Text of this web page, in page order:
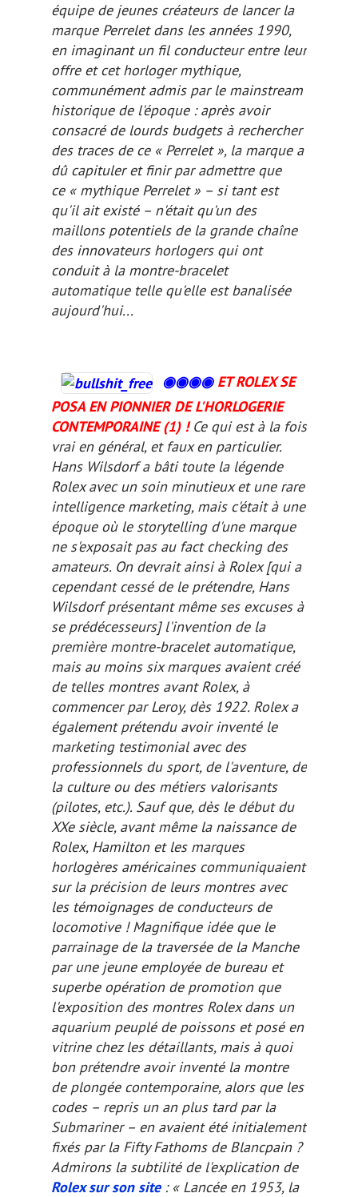
équipe de jeunes créateurs de lancer la
marque Perrelet dans les années 1990,
en imaginant un fil conducteur entre leur
offre et cet horloger mythique,
communément admis par le mainstream
historique de l'époque : après avoir
consacré de lourds budgets à rechercher
des traces de ce « Perrelet », la marque a
dû capituler et finir par admettre que
ce « mythique Perrelet » – si tant est
qu'il ait existé – n'était qu'un des
maillons potentielsde la grande chaîne
des innovateurs horlogers qui ont
conduit à la montre-bracelet
automatique telle qu'elle est banalisée
aujourd'hui...
◉◉◉◉ ET ROLEX SE
POSA EN PIONNIER DE L'HORLOGERIE
CONTEMPORAINE (1) !Ce qui est à la fois
vrai en général, et faux en particulier.
Hans Wilsdorf a bâti toute la légende
Rolex avec un soin minutieux et une rare
intelligence marketing, mais c'était à une
époque où le storytellingd'une marque
ne s'exposait pas au fact checkingdes
amateurs. On devrait ainsi à Rolex[qui a
cependant cessé de le prétendre, Hans
Wilsdorf présentant même ses excuses à
se prédécesseurs]l'invention de la
première montre-bracelet automatique,
mais au moins six marques avaient créé
de telles montres avant Rolex, à
commencer par Leroy, dès 1922. Rolex a
également prétendu avoir inventé le
marketing testimonial avec des
professionnels du sport, de l'aventure, de
la culture ou des métiers valorisants
(pilotes, etc.). Sauf que, dès le début du
XXe siècle, avant même la naissance de
Rolex, Hamilton et les marques
horlogères américaines communiquaient
sur la précision de leurs montres avec
les témoignages de conducteurs de
locomotive ! Magnifique idée que le
parrainage de la traversée de la Manche
par une jeune employée de bureau et
superbe opération de promotion que
l'exposition des montres Rolex dans un
aquarium peuplé de poissons et posé en
vitrine chez les détaillants, mais à quoi
bon prétendre avoir inventé la montre
de plongée contemporaine, alors que les
codes – repris un an plus tard par la
Submariner – en avaient été initialement
fixés par la Fifty Fathoms de Blancpain ?
Admirons la subtilité de l'explication de
Rolex sur son site: « Lancée en 1953, la